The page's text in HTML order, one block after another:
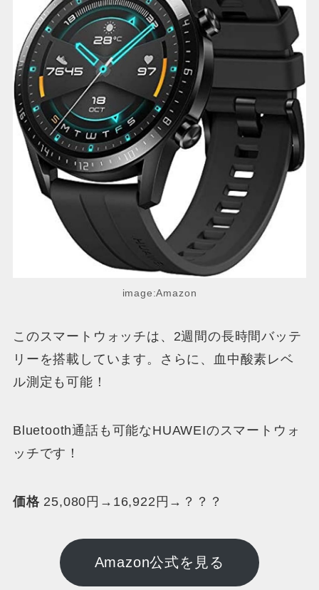
image:Amazon
このスマートウォッチは、2週間の長時間バッテ
リーを搭載しています。さらに、血中酸素レベ
ル測定も可能！
Bluetooth通話も可能なHUAWEIのスマートウォ
ッチです！
価格25,080円→16,922円→？？？
Amazon公式を見る